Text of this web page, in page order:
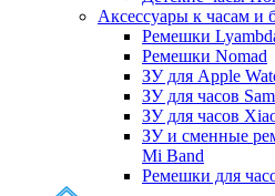
Аксессуары к часам и
Ремешки
Ремешки Nomad
ЗУ для Apple
ЗУ для часов
ЗУ для часов
ЗУ и сменные
Mi Band
Ремешки для